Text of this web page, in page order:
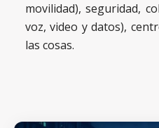
movilidad), seguridad,
voz, video y datos),
las cosas.